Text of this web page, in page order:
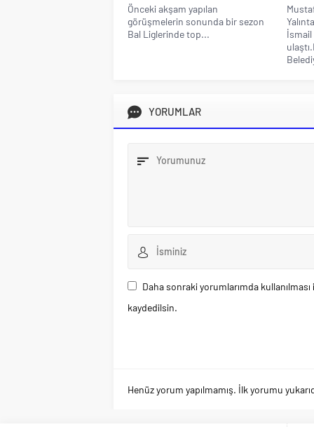
Önceki akşam yapılan
görüşmelerin sonunda bir sezon
Bal Liglerinde top...
İsmail
YORUMLAR
Daha sonraki yorumlarımda
kaydedilsin.
Henüz yorum yapılmamış. İlk yorumu